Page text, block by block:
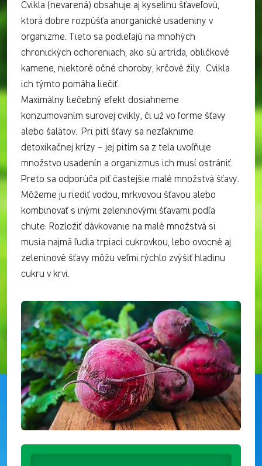
Cvikla (nevarená) obsahuje aj kyselinu šťaveľovú,
ktorá dobre rozpúšťa anorganické usadeniny v
organizme. Tieto sa podieľajú na mnohých
chronických ochoreniach, ako sú artrída, obličkové
kamene, niektoré očné choroby, krčové žily. Cvikla
ich týmto pomáha liečiť.
Maximálny liečebný efekt dosiahneme
konzumovaním surovej cvikly, či už vo forme šťavy
alebo šalátov. Pri pití šťavy sa nezľaknime
detoxikačnej krízy – jej pitím sa z tela uvoľňuje
množstvo usadenín a organizmus ich musí ostrániť.
Preto sa odporúča piť častejšie malé množstvá šťavy.
Môžeme ju riediť vodou, mrkvovou šťavou alebo
kombinovať s inými zeleninovými šťavami podľa
chute. Rozložiť dávkovanie na malé množstvá si
musia najmä ľudia trpiaci cukrovkou, lebo ovocné aj
zeleninové šťavy môžu veľmi rýchlo zvýšiť hladinu
cukru v krvi.